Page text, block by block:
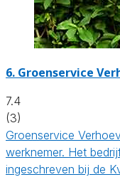
6. Groenservice
7.4
(3)
Groenservice
werknemer. Het
ingeschreven bij de